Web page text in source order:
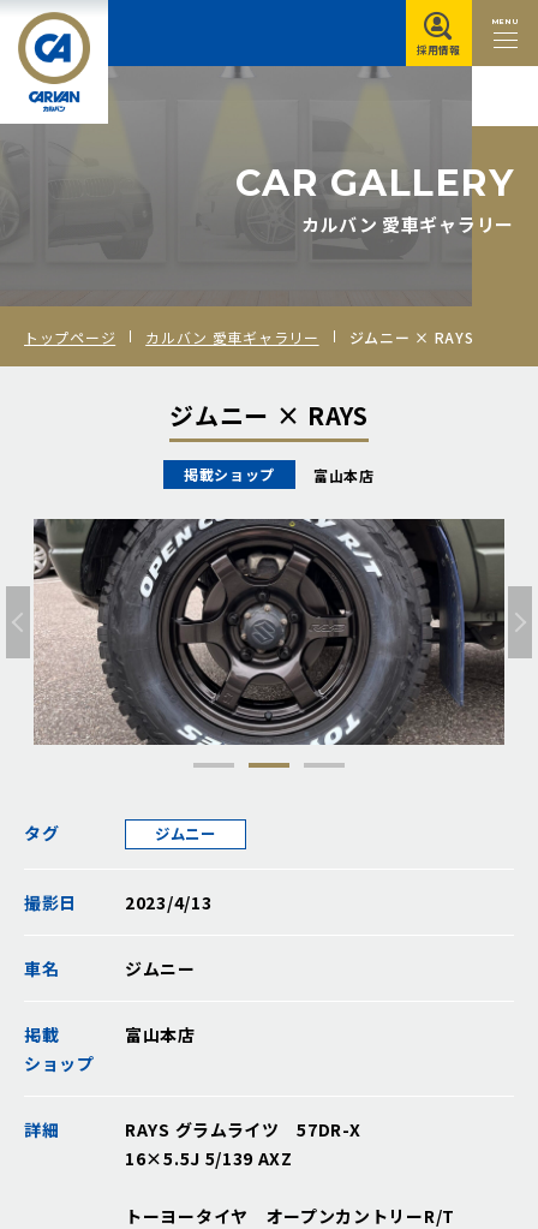
MENU
採用情報
CAR GALLERY
カルバン 愛車ギャラリー
トップページ カルバン 愛車ギャラリー ジムニー × RAYS
ジムニー × RAYS
掲載ショップ 富山本店
タグ ジムニー
撮影日 2023/4/13
車名 ジムニー
掲載
ショップ
富山本店
詳細
RAYS グラムライツ 57DR-X
16×5.5J 5/139 AXZ
トーヨータイヤ オープンカントリーR/T